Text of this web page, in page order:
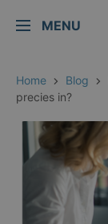
MENU
Home Blog
precies in?